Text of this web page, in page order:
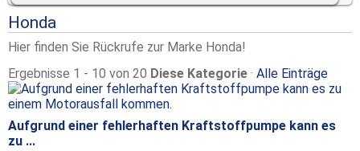
Honda
Hier finden Sie Rückrufe zur Marke Honda!
Ergebnisse 1 - 10 von 20 Diese Kategorie · Alle Einträge
Aufgrund einer fehlerhaften Kraftstoffpumpe kann es
zu ...